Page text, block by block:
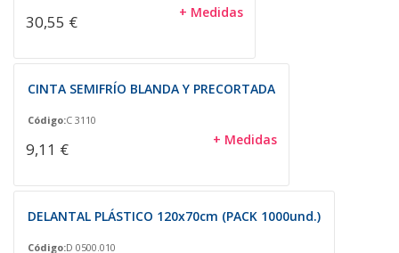
30,55 € + Medidas
CINTA SEMIFRÍO BLANDA Y PRECORTADA
Código:C 3110
9,11 € + Medidas
DELANTAL PLÁSTICO 120x70cm (PACK 1000und.)
Código:D 0500.010